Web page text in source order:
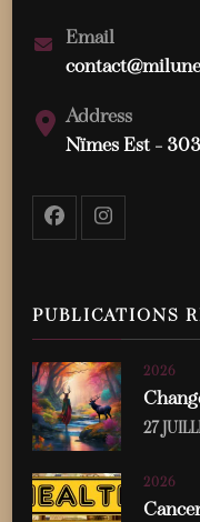
Email
Address
Nïmes Est -
PUBLICATIONS
2026
27
2026